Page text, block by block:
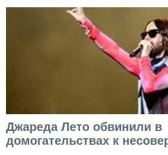
Джареда Лето обвинили в
домогательствах к